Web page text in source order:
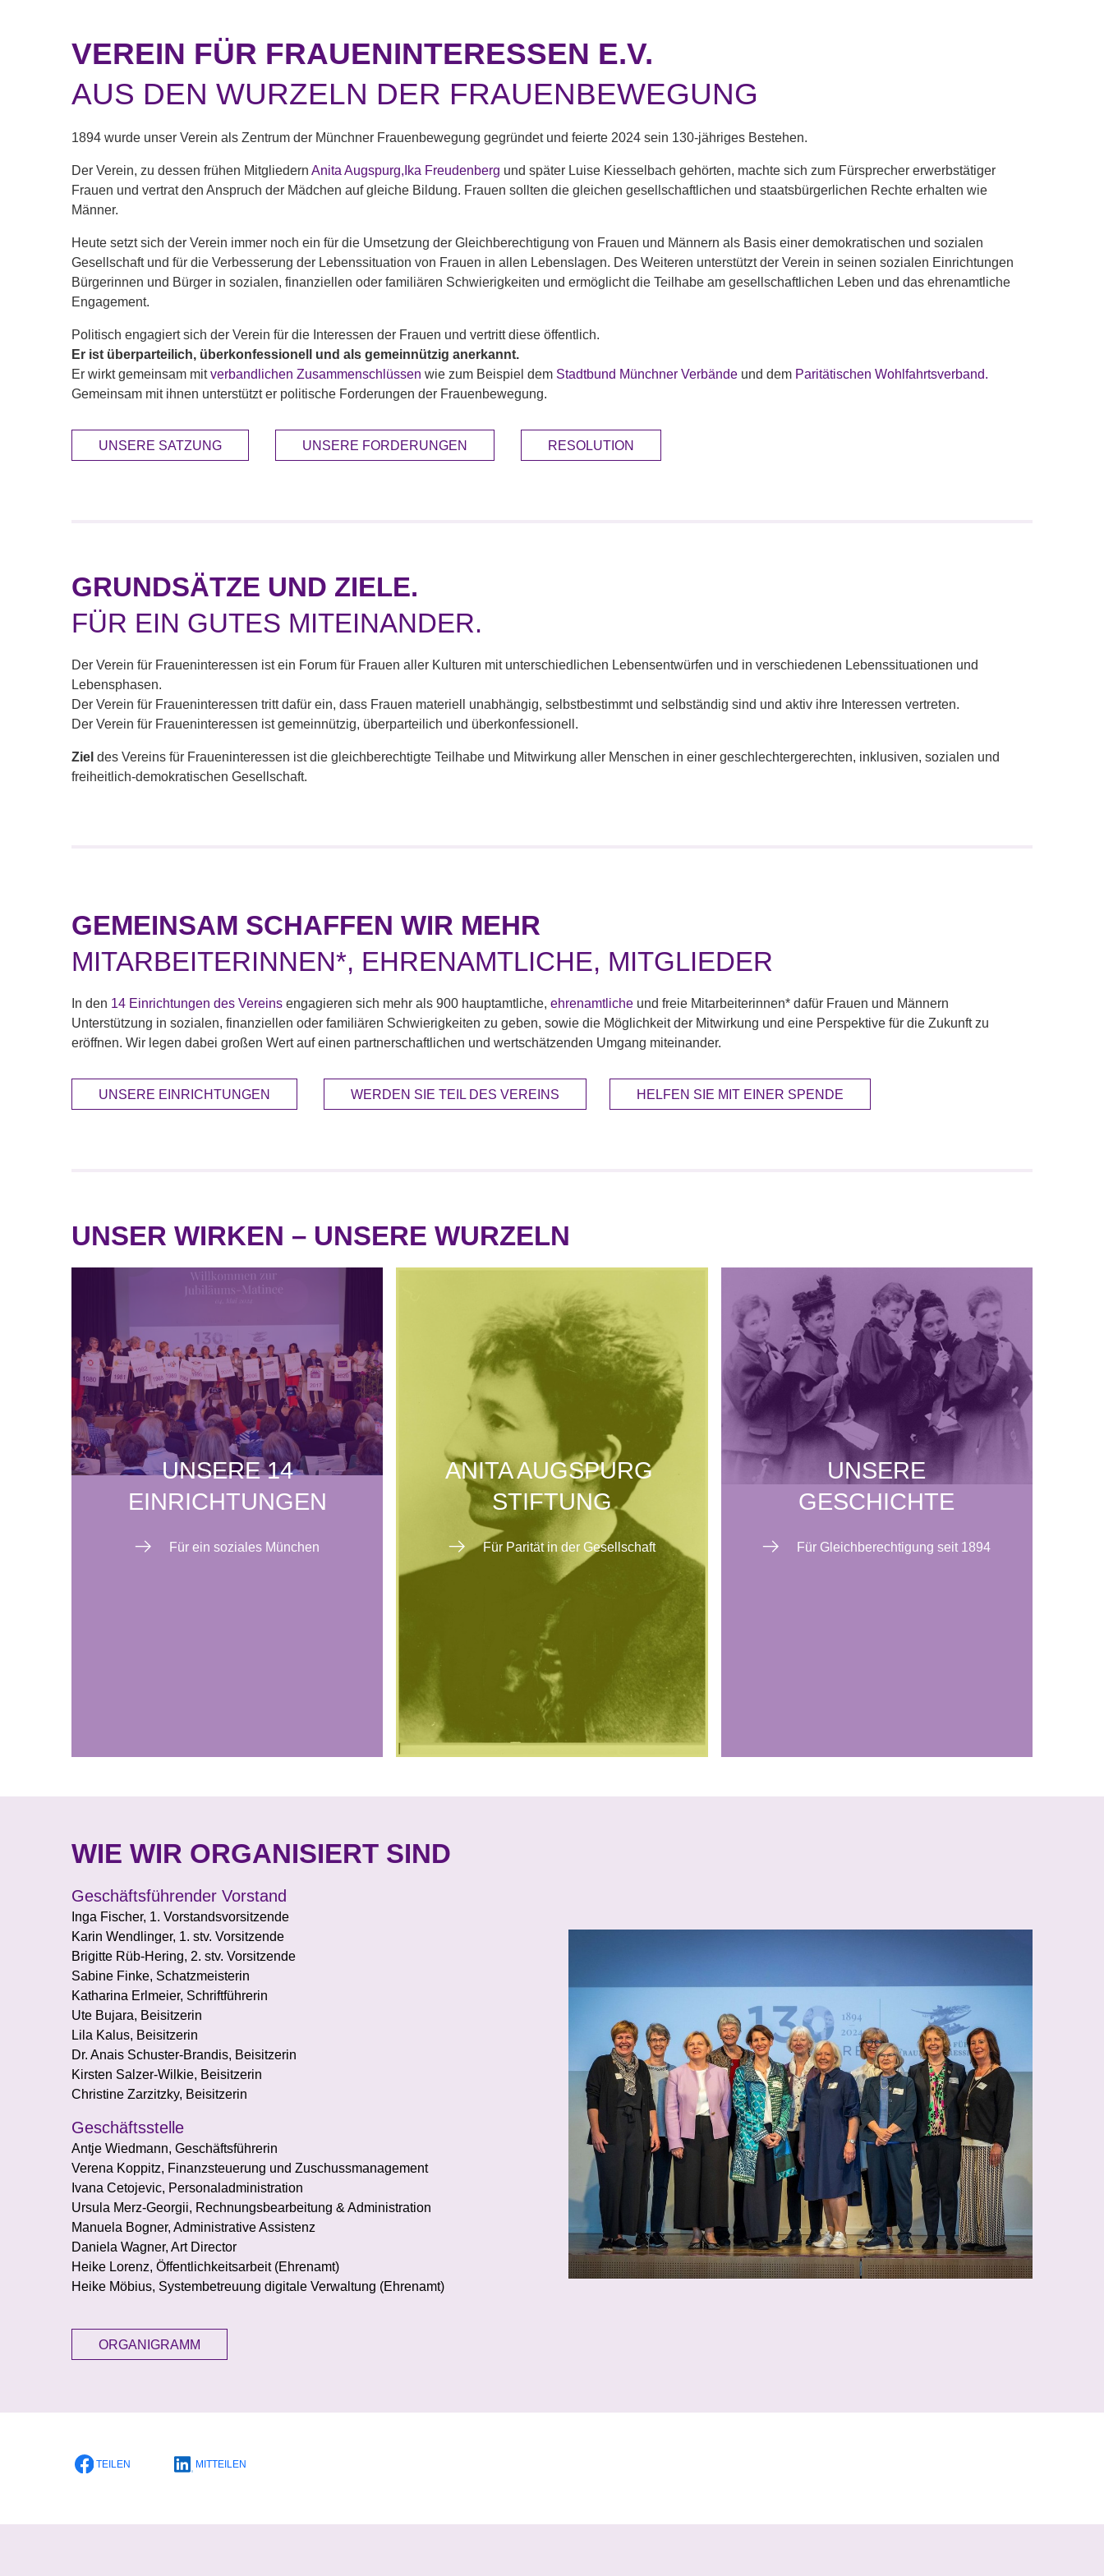
VEREIN FÜR FRAUENINTERESSEN E.V.
AUS DEN WURZELN DER FRAUENBEWEGUNG
1894 wurde unser Verein als Zentrum der Münchner Frauenbewegung gegründet und feierte 2024 sein 130-jähriges Bestehen.
Der Verein, zu dessen frühen MitgliedernAnita Augspurg,Ika Freudenberg und später Luise Kiesselbach gehörten, machte sich zum Fürsprecher erwerbstätiger
Frauen und vertrat den Anspruch der Mädchen auf gleiche Bildung. Frauen sollten die gleichen gesellschaftlichen und staatsbürgerlichen Rechte erhalten wie
Männer.
Heute setzt sich der Verein immer noch ein für die Umsetzung der Gleichberechtigung von Frauen und Männern als Basis einer demokratischen und sozialen
Gesellschaft und für die Verbesserung der Lebenssituation von Frauen in allen Lebenslagen. Des Weiteren unterstützt der Verein in seinen sozialen Einrichtungen
Bürgerinnen und Bürger in sozialen, finanziellen oder familiären Schwierigkeiten und ermöglicht die Teilhabe am gesellschaftlichen Leben und das ehrenamtliche
Engagement.
Politisch engagiert sich der Verein für die Interessen der Frauen und vertritt diese öffentlich.
Er ist überparteilich, überkonfessionell und als gemeinnützig anerkannt.
Er wirkt gemeinsam mitverbandlichen Zusammenschlüssen wie zum Beispiel dem Stadtbund Münchner Verbände und dem Paritätischen Wohlfahrtsverband.
Gemeinsam mit ihnen unterstützt er politische Forderungen der Frauenbewegung.
UNSERE SATZUNG UNSERE FORDERUNGEN RESOLUTION
GRUNDSÄTZE UND ZIELE.
FÜR EIN GUTES MITEINANDER.
Der Verein für Fraueninteressen ist ein Forum für Frauen aller Kulturen mit unterschiedlichen Lebensentwürfen und in verschiedenen Lebenssituationen und
Lebensphasen.
Der Verein für Fraueninteressen tritt dafür ein, dass Frauen materiell unabhängig, selbstbestimmt und selbständig sind und aktiv ihre Interessen vertreten.
Der Verein für Fraueninteressen ist gemeinnützig, überparteilich und überkonfessionell.
Zieldes Vereins für Fraueninteressen ist die gleichberechtigte Teilhabe und Mitwirkung aller Menschen in einer geschlechtergerechten, inklusiven, sozialen und
freiheitlich-demokratischen Gesellschaft.
GEMEINSAM SCHAFFEN WIR MEHR
MITARBEITERINNEN*, EHRENAMTLICHE, MITGLIEDER
In den 14 Einrichtungen des Vereins engagieren sich mehr als 900 hauptamtliche,ehrenamtliche und freie Mitarbeiterinnen* dafür Frauen und Männern
Unterstützung in sozialen, finanziellen oder familiären Schwierigkeiten zu geben, sowie die Möglichkeit der Mitwirkung und eine Perspektive für die Zukunft zu
eröffnen. Wir legen dabei großen Wert auf einen partnerschaftlichen und wertschätzenden Umgang miteinander.
UNSERE EINRICHTUNGEN WERDEN SIE TEIL DES VEREINS HELFEN SIE MIT EINER SPENDE
UNSER WIRKEN – UNSERE WURZELN
UNSERE 14
EINRICHTUNGEN
Für ein soziales München
ANITA AUGSPURG
STIFTUNG
Für Parität in der Gesellschaft
UNSERE
GESCHICHTE
Für Gleichberechtigung seit 1894
WIE WIR ORGANISIERT SIND
Geschäftsführender Vorstand
Inga Fischer, 1. Vorstandsvorsitzende
Karin Wendlinger, 1. stv. Vorsitzende
Brigitte Rüb-Hering, 2. stv. Vorsitzende
Sabine Finke, Schatzmeisterin
Katharina Erlmeier, Schriftführerin
Ute Bujara, Beisitzerin
Lila Kalus, Beisitzerin
Dr. Anais Schuster-Brandis, Beisitzerin
Kirsten Salzer-Wilkie, Beisitzerin
Christine Zarzitzky, Beisitzerin
Geschäftsstelle
Antje Wiedmann, Geschäftsführerin
Verena Koppitz, Finanzsteuerung und Zuschussmanagement
Ivana Cetojevic, Personaladministration
Ursula Merz-Georgii, Rechnungsbearbeitung & Administration
Manuela Bogner, Administrative Assistenz
Daniela Wagner, Art Director
Heike Lorenz, Öffentlichkeitsarbeit (Ehrenamt)
Heike Möbius, Systembetreuung digitale Verwaltung (Ehrenamt)
ORGANIGRAMM
TEILEN MITTEILEN